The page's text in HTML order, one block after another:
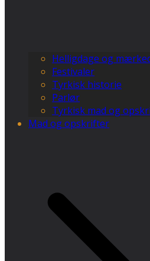
Helligdage og
Festivaler
Tyrkisk historie
Parlør
Tyrkisk mad og
Mad og opskrifter